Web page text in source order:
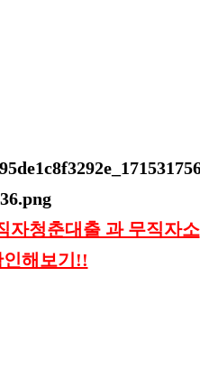
자청춘대출 과 무직자소
해보기!!